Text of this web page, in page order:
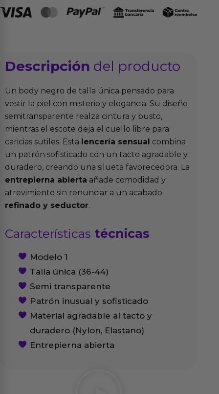
Descripción del producto
Un body negro de talla única pensado para
vestir la piel con misterio y elegancia. Su diseño
semitransparente realza cintura y busto,
mientras el escote deja el cuello libre para
caricias sutiles. Esta lencería sensual combina
un patrón sofisticado con un tacto agradable y
duradero, creando una silueta favorecedora. La
entrepierna abierta añade comodidad y
atrevimiento sin renunciar a un acabado
refinado y seductor.
Características técnicas
Modelo 1
Talla única (36-44)
Semi transparente
Patrón inusual y sofisticado
Material agradable al tacto y
duradero (Nylon, Elastano)
Entrepierna abierta